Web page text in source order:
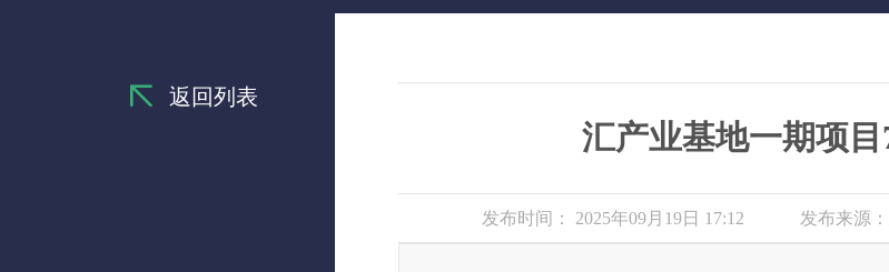
返回列表
汇产业基地一期项
发布时间： 2025年09月19日 17:12 发布来源